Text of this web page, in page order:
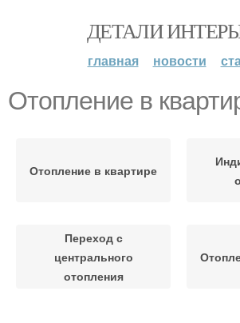
ДЕТАЛИ
главная новости
Отопление в
Отопление в квартире
Переход с
центрального
отопления